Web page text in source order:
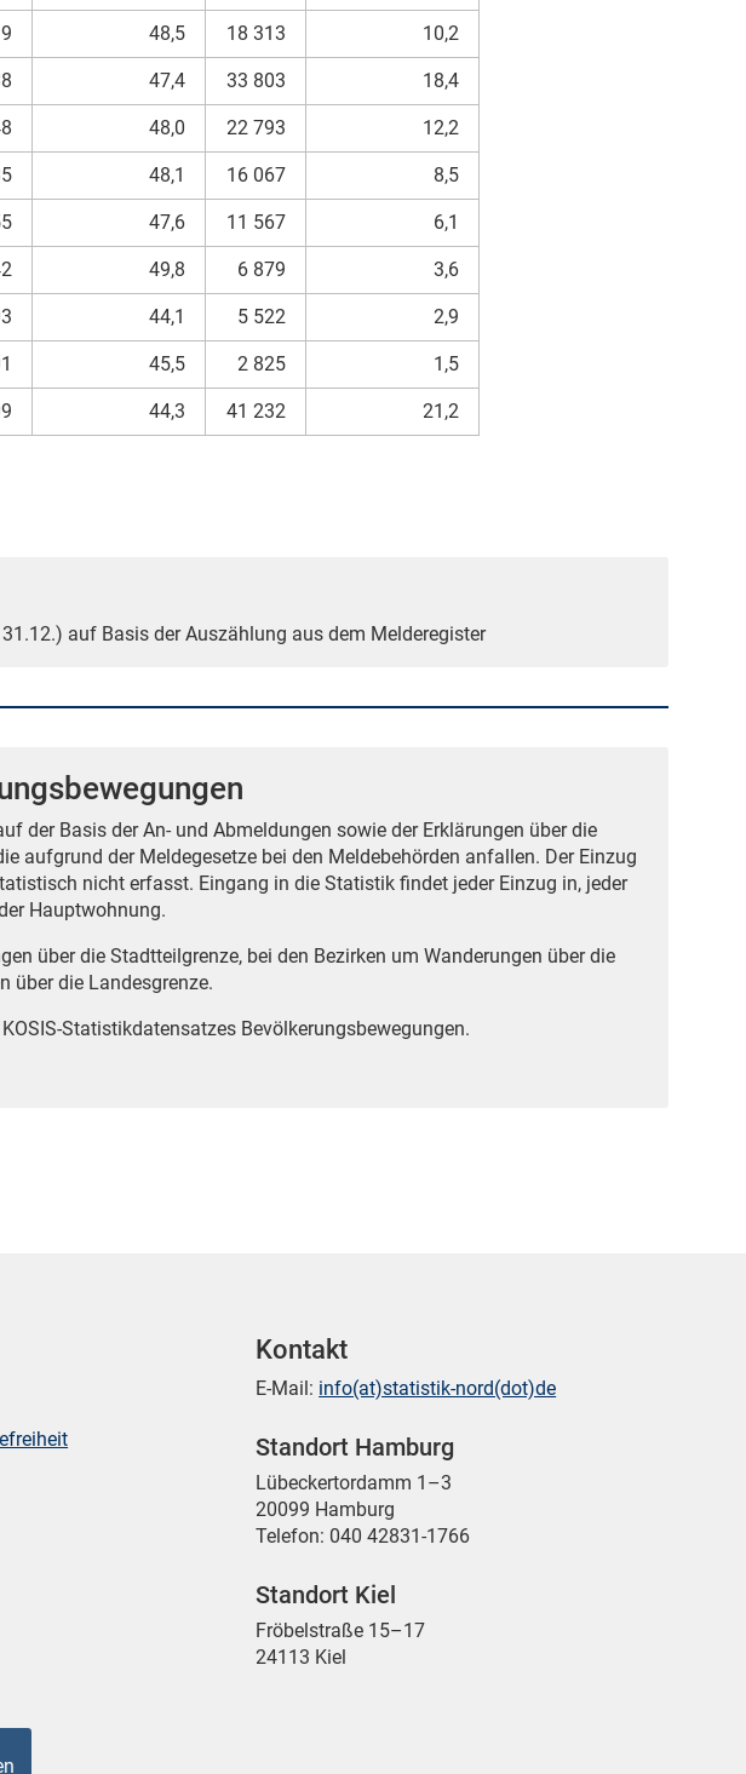
48,5 18 313 10,2
47,4 33 803 18,4
48,0 22 793 12,2
48,1 16 067 8,5
47,6 11 567 6,1
49,8 6 879 3,6
44,1 5 522 2,9
45,5 2 825 1,5
44,3 41 232 21,2
auf Basis der Auszählung aus dem Melderegister
der Basis der An- und Abmeldungen sowie der Erklärungen über die
aufgrund der Meldegesetze bei den Meldebehörden anfallen. Der Einzug
nicht erfasst. Eingang in die Statistik findet jeder Einzug in, jeder
Hauptwohnung.
über die Stadtteilgrenze, bei den Bezirken um Wanderungen über die
über die Landesgrenze.
Statistikdatensatzes Bevölkerungsbewegungen.
Kontakt
E-Mail: info(at)statistik-nord(dot)de
Standort Hamburg
Lübeckertordamm 1–3
20099 Hamburg
Telefon: 040 42831-1766
Standort Kiel
Fröbelstraße 15–17
24113 Kiel